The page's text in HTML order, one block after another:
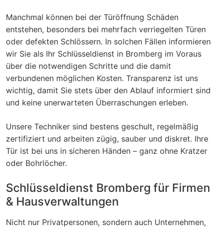
Manchmal können bei der Türöffnung Schäden
entstehen, besonders bei mehrfach verriegelten Türen
oder defekten Schlössern. In solchen Fällen informieren
wir Sie als Ihr Schlüsseldienst in Bromberg im Voraus
über die notwendigen Schritte und die damit
verbundenen möglichen Kosten. Transparenz ist uns
wichtig, damit Sie stets über den Ablauf informiert sind
und keine unerwarteten Überraschungen erleben.
Unsere Techniker sind bestens geschult, regelmäßig
zertifiziert und arbeiten zügig, sauber und diskret. Ihre
Tür ist bei uns in sicheren Händen – ganz ohne Kratzer
oder Bohrlöcher.
Schlüsseldienst Bromberg für Firmen
& Hausverwaltungen
Nicht nur Privatpersonen, sondern auch Unternehmen,